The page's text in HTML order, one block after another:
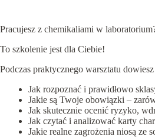
Pracujesz z chemikaliami w
To szkolenie jest dla Ciebie!
Podczas praktycznego warsztatu dowiesz
Jak rozpoznać i prawidłowo
Jakie są Twoje obowiązki –
Jak skutecznie ocenić ryzyko,
Jak czytać i analizować karty
Jakie realne zagrożenia niosą